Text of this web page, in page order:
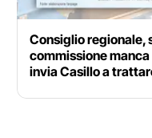
Consiglio regionale,
commissione manca
invia Casillo a